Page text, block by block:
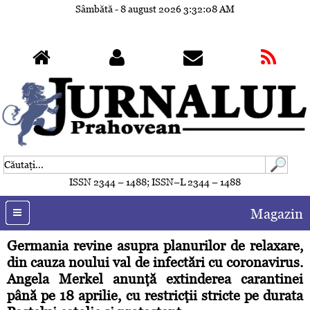
Sâmbătă - 8 august 20263:32:11 AM
ISSN 2344 – 1488; ISSN–L 2344 – 1488
Magazin
Germania revine asupra planurilor de relaxare,
din cauza noului val de infectări cu coronavirus.
Angela Merkel anunţă extinderea carantinei
până pe 18 aprilie, cu restricţii stricte pe durata